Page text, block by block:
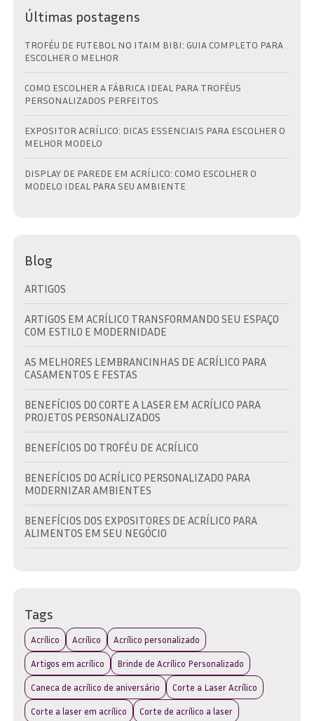
Últimas postagens
TROFÉU DE FUTEBOL NO ITAIM BIBI: GUIA COMPLETO PARA
ESCOLHER O MELHOR
COMO ESCOLHER A FÁBRICA IDEAL PARA TROFÉUS
PERSONALIZADOS PERFEITOS
EXPOSITOR ACRÍLICO: DICAS ESSENCIAIS PARA ESCOLHER O
MELHOR MODELO
DISPLAY DE PAREDE EM ACRÍLICO: COMO ESCOLHER O
MODELO IDEAL PARA SEU AMBIENTE
Blog
ARTIGOS
ARTIGOS EM ACRÍLICO TRANSFORMANDO SEU ESPAÇO
COM ESTILO E MODERNIDADE
AS MELHORES LEMBRANCINHAS DE ACRÍLICO PARA
CASAMENTOS E FESTAS
BENEFÍCIOS DO CORTE A LASER EM ACRÍLICO PARA
PROJETOS PERSONALIZADOS
BENEFÍCIOS DO TROFÉU DE ACRÍLICO
BENEFÍCIOS DO ACRÍLICO PERSONALIZADO PARA
MODERNIZAR AMBIENTES
BENEFÍCIOS DOS EXPOSITORES DE ACRÍLICO PARA
ALIMENTOS EM SEU NEGÓCIO
SUA MARCA E EVENTO
BRINDE EM ACRÍLICO: DESCUBRA AS MELHORES OPÇÕES
PARA SUA MARCA
BRINDE EM ACRÍLICO: DESCUBRA COMO ESCOLHER O
IDEAL PARA SUA MARCA
Tags
Acrílico Acrílico Acrílico personalizado
Artigos em acrílico Brinde de Acrílico Personalizado
Caneca de acrílico de aniversário Corte a Laser Acrílico
Corte a laser em acrílico Corte de acrílico a laser